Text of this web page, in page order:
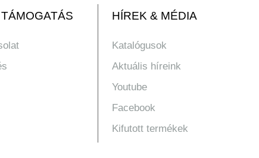
HÍREK & MÉDIA
Katalógusok
Aktuális híreink
Youtube
Facebook
Kifutott termékek